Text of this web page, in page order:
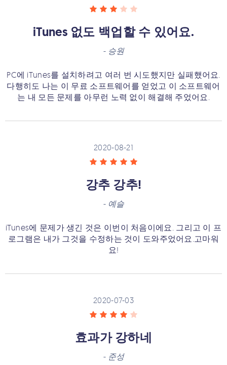
iTunes 없도 백업할 수 있어요.
- 승원
PC에 iTunes를 설치하려고 여러 번 시도했지만 실패했어요.
다행히도 나는 이 무료 소프트웨어를 얻었고 이 소프트웨어
는 내 모든 문제를 아무런 노력 없이 해결해 주었어요.
2020-08-21
강추 강추!
- 예슬
iTunes에 문제가 생긴 것은 이번이 처음이에요. 그리고 이 프
로그램은 내가 그것을 수정하는 것이 도와주었어요.고마워
요!
2020-07-03
효과가 강하네
- 준성